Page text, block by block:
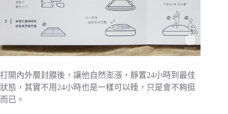
打開內外層封膜後，讓他自然澎漲，靜置24小時到最佳
狀態，其實不用24小時也是一樣可以睡，只是會不夠挺
而已。